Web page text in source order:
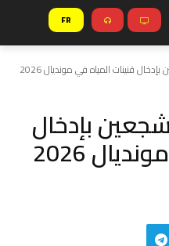
FR
قنينات المياه في مونديال 2026
بإدخال
2026